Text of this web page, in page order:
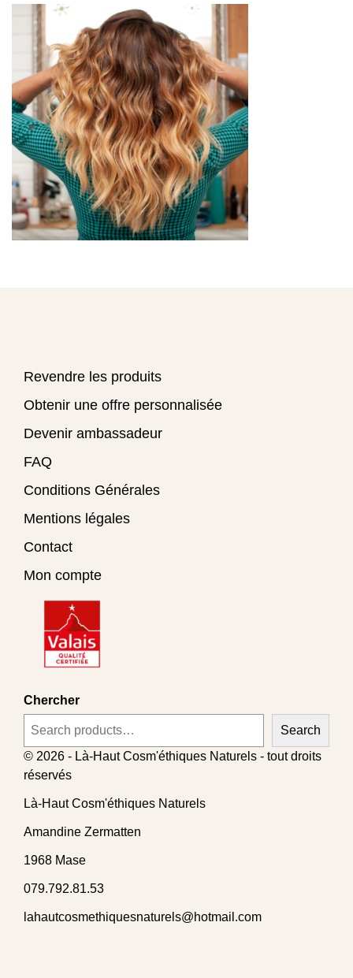
Revendre les produits
Obtenir une offre personnalisée
Devenir ambassadeur
FAQ
Conditions Générales
Mentions légales
Contact
Mon compte
Chercher
Search
© 2026 - Là-Haut Cosm'éthiques Naturels - tout droits
réservés
Là-Haut Cosm'éthiques Naturels
Amandine Zermatten
1968 Mase
079.792.81.53
lahautcosmethiquesnaturels@hotmail.com